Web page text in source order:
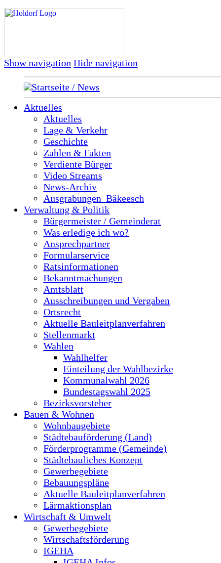
Show navigation Hide navigation
Startseite / News
Aktuelles
Aktuelles
Lage & Verkehr
Geschichte
Zahlen & Fakten
Verdiente Bürger
Video Streams
News-Archiv
Ausgrabungen_Bäkeesch
Verwaltung & Politik
Bürgermeister / Gemeinderat
Was erledige ich wo?
Ansprechpartner
Formularservice
Ratsinformationen
Bekanntmachungen
Amtsblatt
Ausschreibungen und Vergaben
Ortsrecht
Aktuelle Bauleitplanverfahren
Stellenmarkt
Wahlen
Wahlhelfer
Einteilung der Wahlbezirke
Kommunalwahl 2026
Bundestagswahl 2025
Bezirksvorsteher
Bauen & Wohnen
Wohnbaugebiete
Städtebauförderung (Land)
Förderprogramme (Gemeinde)
Städtebauliches Konzept
Gewerbegebiete
Bebauungspläne
Aktuelle Bauleitplanverfahren
Lärmaktionsplan
Wirtschaft & Umwelt
Gewerbegebiete
Wirtschaftsförderung
IGEHA